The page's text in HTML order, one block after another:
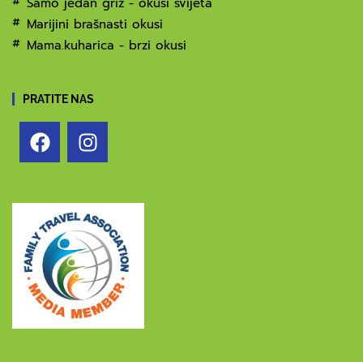
Marijini brašnasti okusi
Mama.kuharica - brzi okusi
PRATITE NAS